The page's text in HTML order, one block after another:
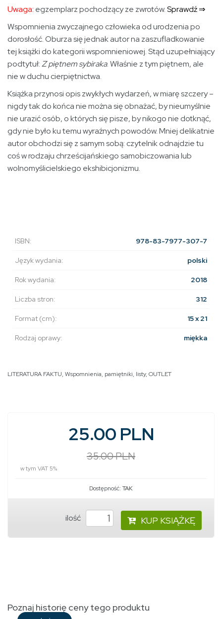
Uwaga: egzemplarz pochodzący ze zwrotów.Sprawdź ⇒
Wspomnienia zwyczajnego człowieka od urodzenia po
dorosłość. Oburza się jednak autor na zaszufladkowanie
tej książki do kategorii wspomnieniowej. Stąd uzupełniający
podtytuł:Z piętnem sybiraka. Właśnie z tym piętnem, ale
nie w duchu cierpiętnictwa.
Książka przynosi opis zwykłych wydarzeń, w miarę szczery –
nigdy tak do końca nie można się obnażać, by nieumyślnie
nie urazić osób, o których się pisze, by nikogo nie dotknąć,
gdy nie było ku temu wyraźnych powodów. Mniej delikatnie
autor obchodzi się z samym sobą: czytelnik odnajdzie tu
coś w rodzaju chrześcijańskiego samobiczowania lub
wolnomyślicielskiego ekshibicjonizmu.
ISBN: 978-83-7977-307-7
Język wydania: polski
Rok wydania: 2018
Liczba stron: 312
Format (cm): 15 x 21
Rodzaj oprawy: miękka
LITERATURA FAKTU, Wspomnienia, pamiętniki, listy, OUTLET
25.00 PLN
35.00 PLN
w tym VAT 5%
Dostępność: TAK
ilość KUP KSIĄŻKĘ
Poznaj historię ceny tego produktu